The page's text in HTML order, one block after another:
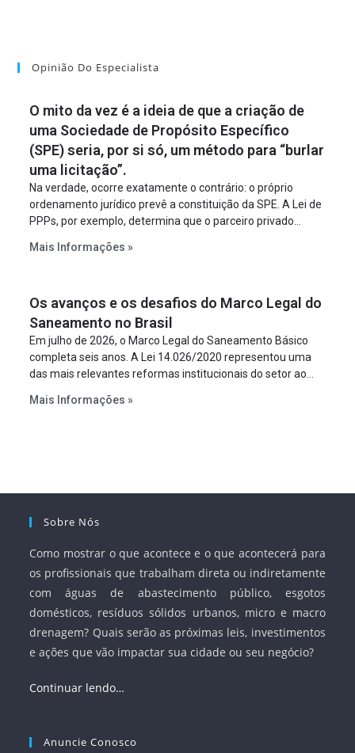
Opinião Do Especialista
O mito da vez é a ideia de que a criação de
uma Sociedade de Propósito Específico
(SPE) seria, por si só, um método para “burlar
uma licitação”.
Na verdade, ocorre exatamente o contrário: o próprio
ordenamento jurídico prevê a constituição da SPE. A Lei de
PPPs, por exemplo, determina que o parceiro privado
empreendimento. Ou seja, a suposta “fraude à licitação” é
projeto a projeto.
Mais Informações »
Os avanços e os desafios do Marco Legal do
Saneamento no Brasil
Em julho de 2026, o Marco Legal do Saneamento Básico
completa seis anos. A Lei 14.026/2020 representou uma
das mais relevantes reformas institucionais do setor ao
serviços, ampliar a participação da iniciativa privada,
Mais Informações »
Sobre Nós
Como mostrar o que acontece e o que acontecerá para
os profissionais que trabalham direta ou indiretamente
com águas de abastecimento público, esgotos
domésticos, resíduos sólidos urbanos, micro e macro
drenagem? Quais serão as próximas leis, investimentos
e ações que vão impactar sua cidade ou seu negócio?
Continuar lendo…
Anuncie Conosco